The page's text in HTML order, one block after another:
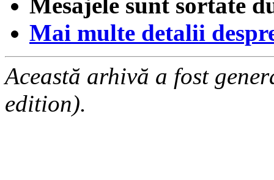
Mesajele sunt sortate
Mai multe detalii
Această arhivă a fost
edition).